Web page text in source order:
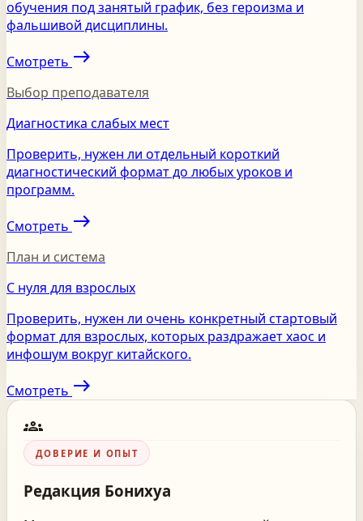
обучения под занятый график, без героизма и
фальшивой дисциплины.
Смотреть east
Выбор преподавателя
Диагностика слабых мест
Проверить, нужен ли отдельный короткий
диагностический формат до любых уроков и
программ.
Смотреть east
План и система
С нуля для взрослых
Проверить, нужен ли очень конкретный стартовый
формат для взрослых, которых раздражает хаос и
инфошум вокруг китайского.
Смотреть east
groups
ДОВЕРИЕ И ОПЫТ
Редакция Бонихуа